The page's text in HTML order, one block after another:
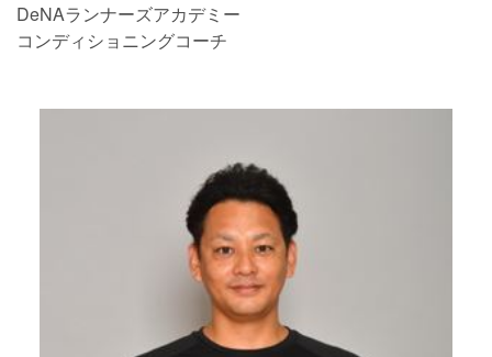
DeNAランナーズアカデミー
コンディショニングコーチ